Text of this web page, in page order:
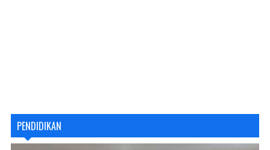
PENDIDIKAN